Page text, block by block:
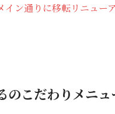
ン通りに移転リニュー
のこだわりメニュ